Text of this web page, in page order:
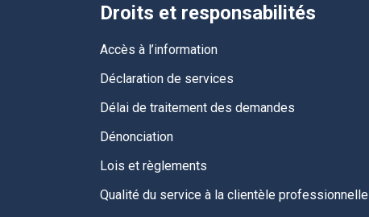
Droits et responsabilités
Accès à l’information
Déclaration de services
Délai de traitement des demandes
Dénonciation
Lois et règlements
Qualité du service à la clientèle professionnelle